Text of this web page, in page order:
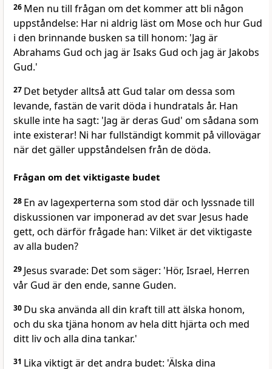
26 Men nu till frågan om det kommer att bli någon
uppståndelse: Har ni aldrig läst om Mose och hur Gud
i den brinnande busken sa till honom: 'Jag är
Abrahams Gud och jag är Isaks Gud och jag är Jakobs
Gud.'
27 Det betyder alltså att Gud talar om dessa som
levande, fastän de varit döda i hundratals år. Han
skulle inte ha sagt: 'Jag är deras Gud' om sådana som
inte existerar! Ni har fullständigt kommit på villovägar
när det gäller uppståndelsen från de döda.
Frågan om det viktigaste budet
28 En av lagexperterna som stod där och lyssnade till
diskussionen var imponerad av det svar Jesus hade
gett, och därför frågade han: Vilket är det viktigaste
av alla buden?
29 Jesus svarade: Det som säger: 'Hör, Israel, Herren
vår Gud är den ende, sanne Guden.
30 Du ska använda all din kraft till att älska honom,
och du ska tjäna honom av hela ditt hjärta och med
ditt liv och alla dina tankar.'
31 Lika viktigt är det andra budet: 'Älska dina